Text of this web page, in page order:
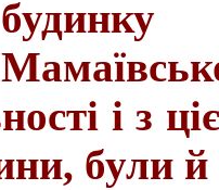
і з
були